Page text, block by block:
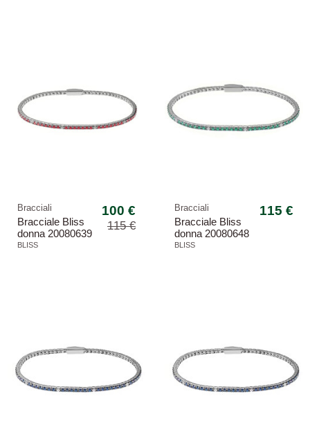
Bracciali
Bracciale Bliss
donna 20080639
Mywords
BLISS
100 €
115 €
Bracciali
Bracciale Bliss
donna 20080648
Mywords
BLISS
115 €